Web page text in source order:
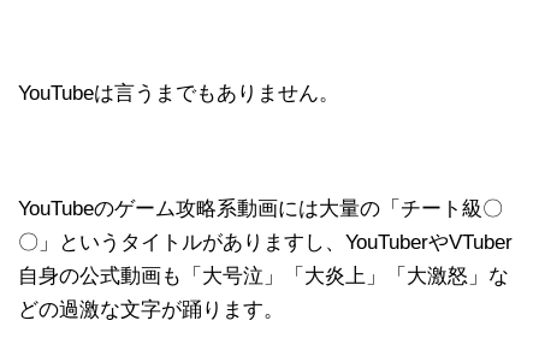
YouTubeは言うまでもありません。
YouTubeのゲーム攻略系動画には大量の「チート級〇
〇」というタイトルがありますし、YouTuberやVTuber
自身の公式動画も「大号泣」「大炎上」「大激怒」な
どの過激な文字が踊ります。